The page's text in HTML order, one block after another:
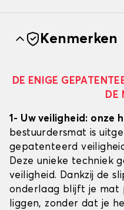
Kenmerken
DE ENIGE
DE
1- Uw veiligheid:
bestuurdersmat is
gepatenteerd
Deze unieke techniek
veiligheid. Dankzij de
onderlaag blijft je mat
liggen, zonder dat je